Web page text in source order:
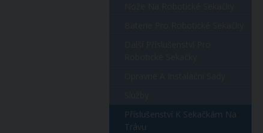
Příslušenství K Sekačkám Na
Trávu